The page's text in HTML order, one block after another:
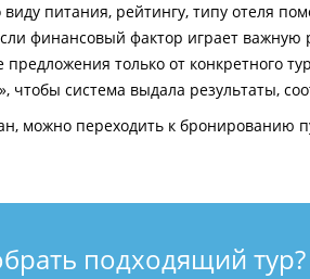
питания, рейтингу, типу отеля
финансовый фактор играет важную
только от конкретного
чтобы система выдала результаты,
можно переходить к бронированию
подходящий тур?